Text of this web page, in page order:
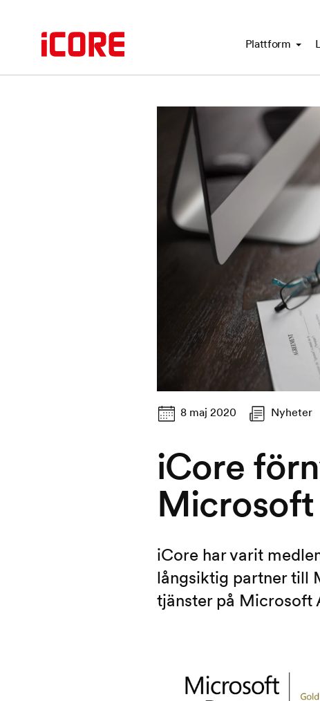
Plattform
8 maj 2020 Nyheter
iCore
Microsoft
iCore har varit
långsiktig partner till
tjänster på Microsoft